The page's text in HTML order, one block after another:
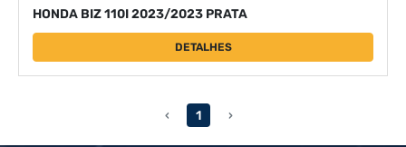
HONDA BIZ 110I 2023/2023 PRATA
DETALHES
‹ 1 ›